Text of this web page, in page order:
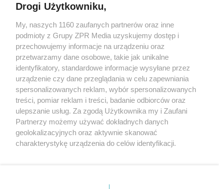
Żaden utwór zamieszczony w serwisie nie może być powielany i
rozpowszechniany lub dalej rozpowszechniany w jakikolwiek
sposób (w tym także elektroniczny lub mechaniczny) na
jakimkolwiek polu eksploatacji w jakiejkolwiek formie, włącznie z
umieszczaniem w Internecie bez pisemnej zgody właściciela praw.
Jakiekolwiek użycie lub wykorzystanie utworów w całości lub w
części z naruszeniem prawa, tzn. bez właściwej zgody, jest
zabronione pod groźbą kary i może być ścigane prawnie.
Drogi Użytkowniku,
My, naszych 1160 zaufanych partnerów oraz inne
podmioty z Grupy ZPR Media uzyskujemy dostęp i
przechowujemy informacje na urządzeniu oraz
przetwarzamy dane osobowe, takie jak unikalne
identyfikatory, standardowe informacje wysyłane przez
urządzenie czy dane przeglądania w celu zapewniania
spersonalizowanych reklam, wybór spersonalizowanych
treści, pomiar reklam i treści, badanie odbiorców oraz
ulepszanie usług. Za zgodą Użytkownika my i Zaufani
Partnerzy możemy używać dokładnych danych
geolokalizacyjnych oraz aktywnie skanować
charakterystykę urządzenia do celów identyfikacji.
zmienić/wycofać klikając przycisk ustawień prywatności